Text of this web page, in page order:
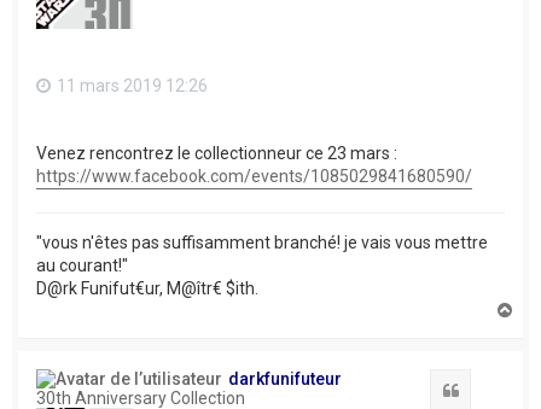
11 mars 2019 12:26
Venez rencontrez le collectionneur ce 23 mars :
https://www.facebook.com/events/1085029841680590/
"vous n'êtes pas suffisamment branché! je vais vous mettre
au courant!"
D@rk Funifut€ur, M@îtr€ $ith.
darkfunifuteur
30th Anniversary Collection